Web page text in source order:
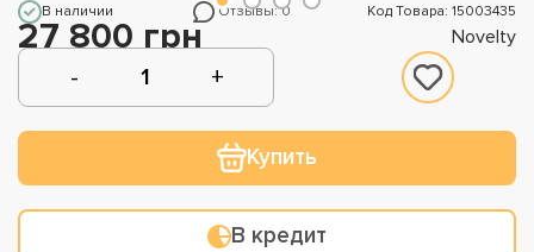
В наличии Отзывы: 0 Код Товара: 15003435
27 800 грн Novelty
Купить
В кредит